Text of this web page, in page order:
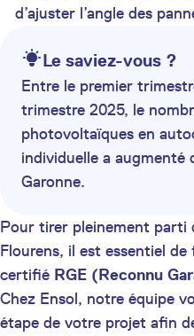
d’ajuster l’angle des
Le saviez-vous ?
Entre le premier
trimestre 2025, le
photovoltaïques en
individuelle a augmenté
Garonne.
Pour tirer pleinement parti
Flourens, il est essentiel
certifié RGE (Reconnu
Chez Ensol, notre équipe
étape de votre projet afin